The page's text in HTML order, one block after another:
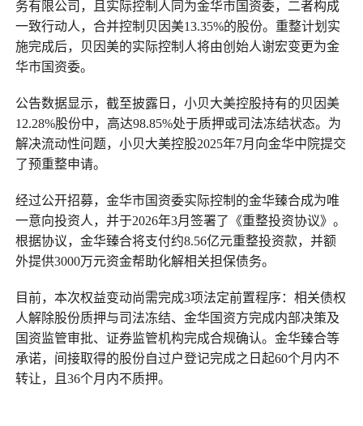
务有限公司，且实际控制人同为金华市国资委，二者构成
一致行动人，合并控制贝因美13.35%的股份。重整计划实
施完成后，贝因美的实际控制人将由创始人谢宏变更为金
华市国资委。
公告数据显示，截至披露日，小贝大美控股持有的贝因美
12.28%股份中，高达98.85%处于质押或司法冻结状态。为
解决流动性问题，小贝大美控股2025年7月向金华中院提交
了预重整申请。
经过公开招募，金华市国资委实际控制的金华臻合成为唯
一意向投资人，并于2026年3月签署了《重整投资协议》。
根据协议，金华臻合将支付约8.56亿元重整投资款，并额
外提供3000万元资金帮助化解相关担保债务。
目前，本次权益变动尚需完成3项法定前置程序：相关债权
人解除股份质押与司法冻结、金华国资方完成内部决策及
国资监管审批、证券监管机构完成合规确认。金华臻合等
承诺，间接取得的股份自过户登记完成之日起60个月内不
转让，且36个月内不质押。